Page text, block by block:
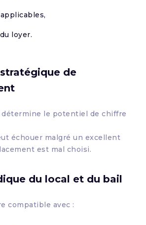
loyer.
de
détermine le potentiel de chiffre
échouer malgré un excellent
est mal choisi.
du local et du bail
compatible avec :